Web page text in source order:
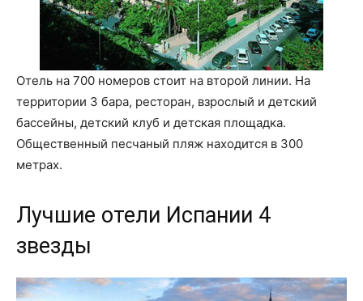
Отель на 700 номеров стоит на второй линии. На
территории 3 бара, ресторан, взрослый и детский
бассейны, детский клуб и детская площадка.
Общественный песчаный пляж находится в 300
метрах.
Лучшие отели Испании 4
звезды